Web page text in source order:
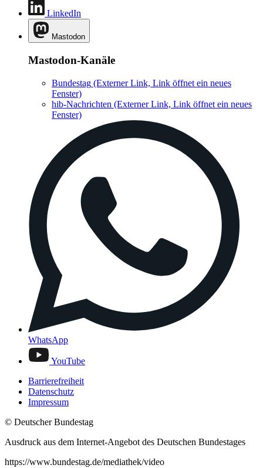
LinkedIn
Mastodon
Mastodon-Kanäle
Bundestag (Externer Link, Link öffnet ein neues
Fenster)
hib-Nachrichten (Externer Link, Link öffnet ein neues
Fenster)
WhatsApp
YouTube
Barrierefreiheit
Datenschutz
Impressum
© Deutscher Bundestag
Ausdruck aus dem Internet-Angebot des Deutschen Bundestages
https://www.bundestag.de/mediathek/video